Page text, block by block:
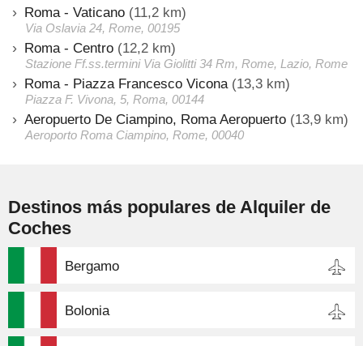
Roma - Vaticano (11,2 km)
Via Oslavia 24, Rome, 00195
Roma - Centro (12,2 km)
Stazione Ff.ss.termini Via Giolitti 34 Rm, Rome, Lazio, Rome
Roma - Piazza Francesco Vicona (13,3 km)
Piazza F. Vivona, 5, Roma, 00144
Aeropuerto De Ciampino, Roma Aeropuerto (13,9 km)
Aeroporto Roma Ciampino, Rome, 00040
Destinos más populares de Alquiler de
Coches
Bergamo
Bolonia